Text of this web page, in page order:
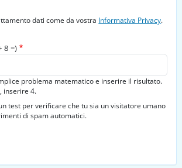
dati come da vostra Informativa Privacy.
8 =)
problema matematico e inserire il risultato.
inserire 4.
test per verificare che tu sia un visitatore umano
e per impedire inserimenti di spam automatici.